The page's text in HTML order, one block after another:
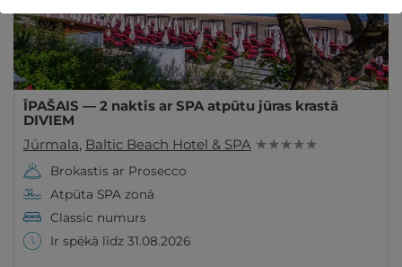
ĪPAŠAIS — 2 naktis ar SPA atpūtu jūras krastā
DIVIEM
Jūrmala, Baltic Beach Hotel & SPA ★ ★ ★ ★ ★
Brokastis ar Prosecco
Atpūta SPA zonā
Classic numurs
Ir spēkā līdz 31.08.2026